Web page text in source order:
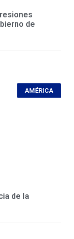
de
AMÉRICA
de la